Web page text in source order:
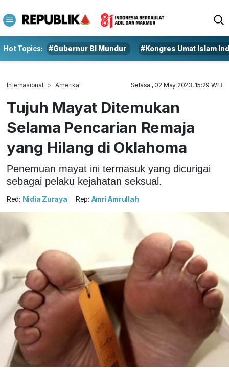
Hot Topics: #Gubernur BI Mundur #Kongres Umat Islam
Internasional Amerika Selasa , 02 May 2023, 15:29 WIB
Tujuh Mayat Ditemukan
Selama Pencarian Remaja
yang Hilang di Oklahoma
Penemuan mayat ini termasuk yang dicurigai
sebagai pelaku kejahatan seksual.
Red: Nidia Zuraya Rep: Amri Amrullah